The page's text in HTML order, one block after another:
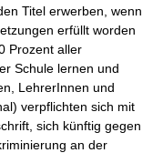
Titel erwerben, wenn
erfüllt worden
Prozent aller
Schule lernen und
LehrerInnen und
verpflichten sich mit
sich künftig gegen
an der